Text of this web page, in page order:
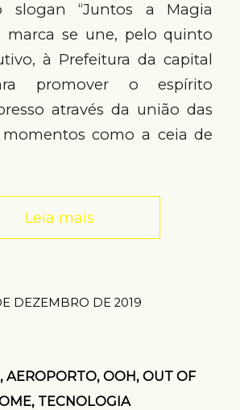
slogan “Juntos a Magia
marca se une, pelo quinto
à Prefeitura da capital
promover o espírito
através da união das
momentos como a ceia de
Leia mais
DEZEMBRO DE 2019
,AEROPORTO,OOH,OUT OF
, TECNOLOGIA